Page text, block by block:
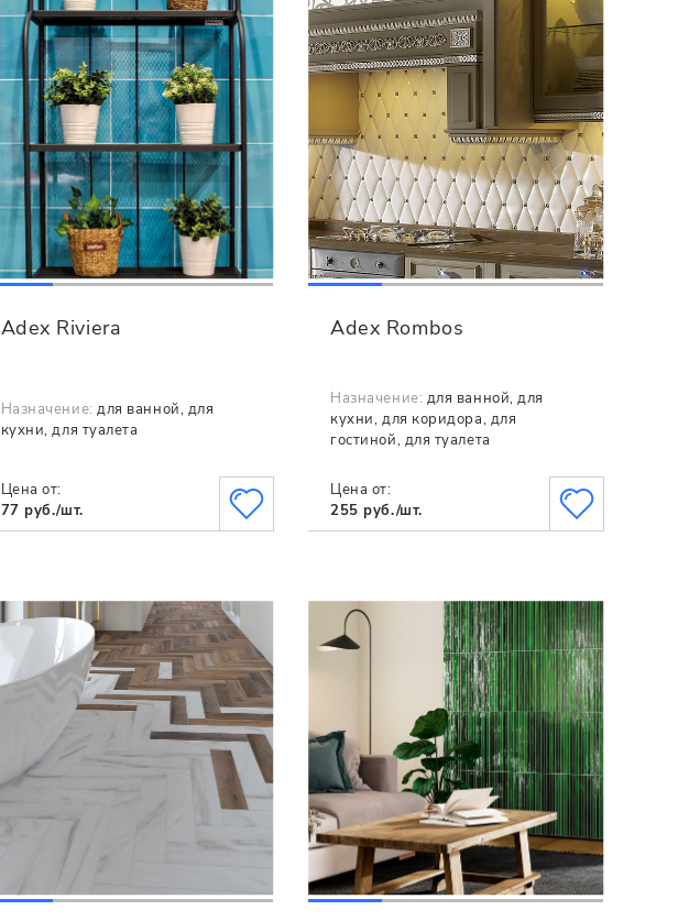
Adex Riviera
Назначение: для ванной, для
кухни, для туалета
Цена от:
77 руб./шт.
Adex Rombos
Назначение: для ванной, для
кухни, для коридора, для
гостиной, для туалета
Цена от:
255 руб./шт.